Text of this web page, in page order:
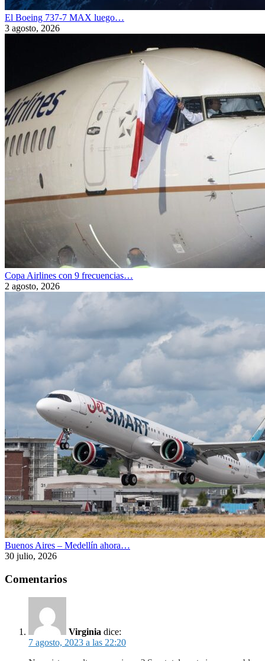
El Boeing 737-7 MAX luego…
3 agosto, 2026
Copa Airlines con 9 frecuencias…
2 agosto, 2026
Buenos Aires – Medellín ahora…
30 julio, 2026
Comentarios
Virginia dice:
7 agosto, 2023 a las 22:20